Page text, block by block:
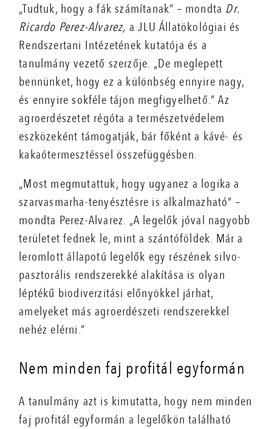
„Tudtuk, hogy a fák számítanak” – mondta Dr.
Ricardo Perez-Alvarez, a JLU Állatökológiai és
Rendszertani Intézetének kutatója és a
tanulmány vezető szerzője. „De meglepett
bennünket, hogy ez a különbség ennyire nagy,
és ennyire sokféle tájon megfigyelhető.” Az
agroerdészetet régóta a természetvédelem
eszközeként támogatják, bár főként a kávé- és
kakaótermesztéssel összefüggésben.
„Most megmutattuk, hogy ugyanez a logika a
szarvasmarha-tenyésztésre is alkalmazható” –
mondta Perez-Alvarez. „A legelők jóval nagyobb
területet fednek le, mint a szántóföldek. Már a
leromlott állapotú legelők egy részének silvo-
pasztorális rendszerekké alakítása is olyan
léptékű biodiverzitási előnyökkel járhat,
amelyeket más agroerdészeti rendszerekkel
nehéz elérni.”
Nem minden faj profitál egyformán
A tanulmány azt is kimutatta, hogy nem minden
faj profitál egyformán a legelőkön található